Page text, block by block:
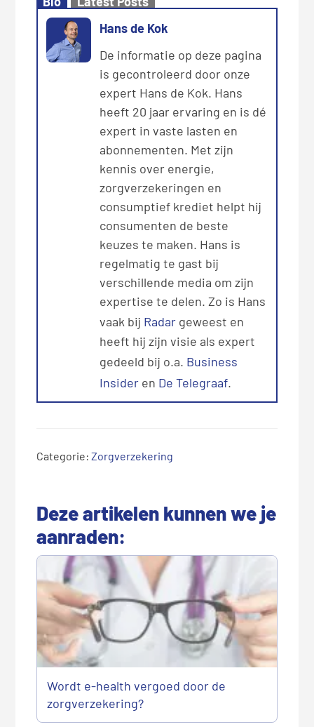
Hans de Kok
De informatie op deze pagina
is gecontroleerd door onze
expert Hans de Kok. Hans
heeft 20 jaar ervaring en is dé
expert in vaste lasten en
abonnementen. Met zijn
kennis over energie,
zorgverzekeringen en
consumptief krediet helpt hij
consumenten de beste
keuzes te maken. Hans is
regelmatig te gast bij
verschillende media om zijn
expertise te delen. Zo is Hans
vaak bij Radar geweest en
heeft hij zijn visie als expert
gedeeld bij o.a. Business
Insider en De Telegraaf.
Categorie:Zorgverzekering
Deze artikelen kunnen we je
aanraden:
Wordt e-health vergoed door de
zorgverzekering?